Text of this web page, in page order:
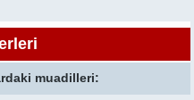
muadilleri: